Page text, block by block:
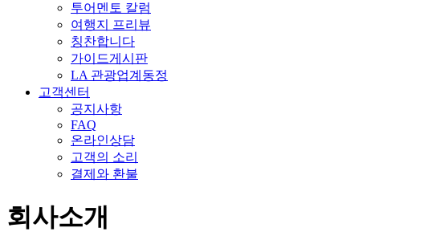
투어멘토 칼럼
여행지 프리뷰
칭찬합니다
가이드게시판
LA 관광업계동정
고객센터
공지사항
FAQ
온라인상담
고객의 소리
결제와 환불
회사소개